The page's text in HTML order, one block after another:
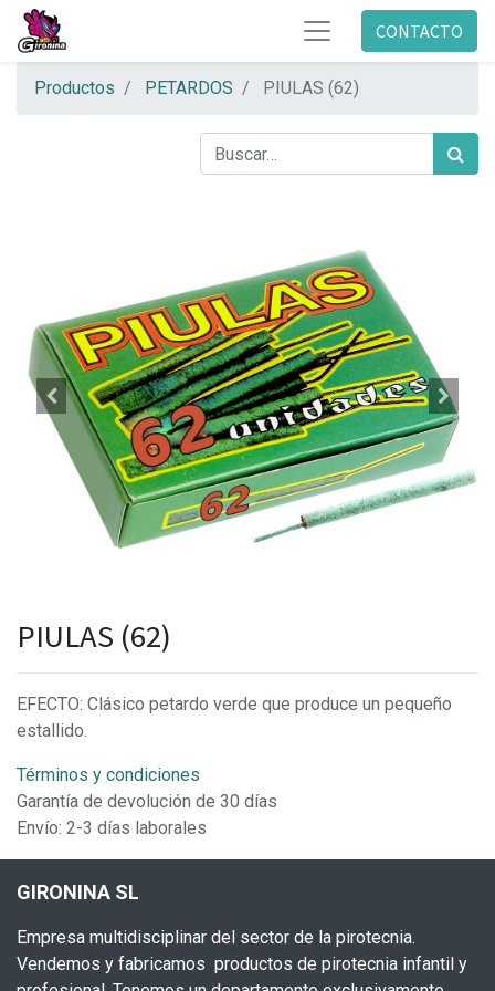
CONTACTO
Productos PETARDOS PIULAS (62)
PIULAS (62)
EFECTO: Clásico petardo verde que produce un pequeño
estallido.
Términos y condiciones
Garantía de devolución de 30 días
Envío: 2-3 días laborales
GIRONINA SL
Empresa multidisciplinar del sector de la pirotecnia.
Vendemos y fabricamos productos de pirotecnia infantil y